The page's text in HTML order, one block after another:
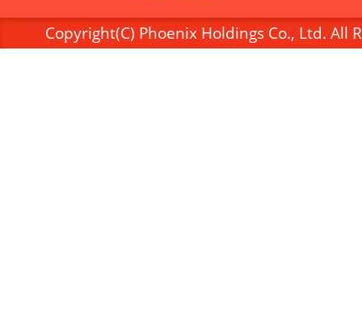
Copyright(C) Phoenix Holdings Co., Ltd. All